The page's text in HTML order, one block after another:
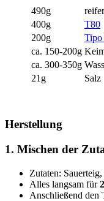
490g
400g
T80
200g
Tipo
ca. 150-200g
ca. 300-350g
21g
Salz
Herstellung
1. Mischen der
Zutaten:
Alles langsam für
Anschließend den